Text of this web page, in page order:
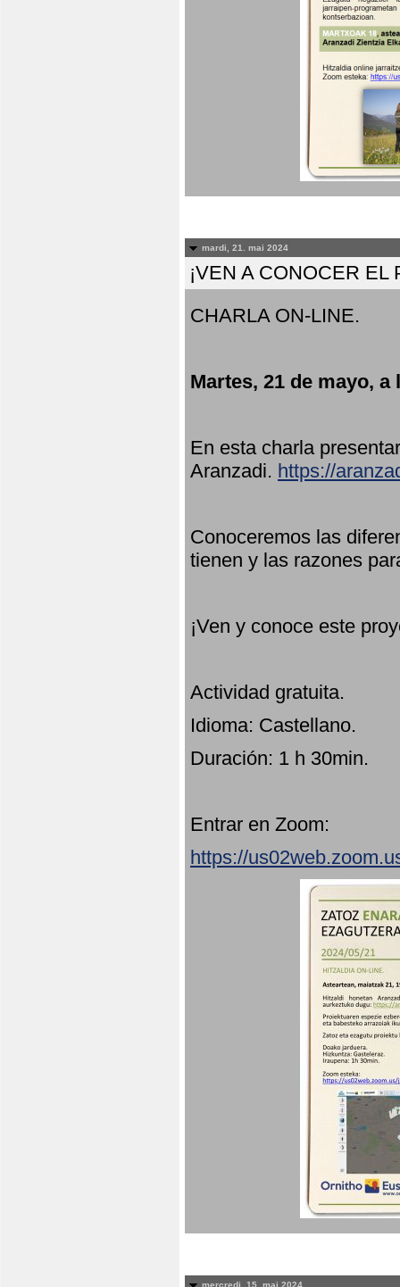
mardi, 21. mai 2024
¡VEN A CONOCER
CHARLA ON-LINE.
Martes, 21 de mayo, a
En esta charla
Aranzadi. https://
Conoceremos las
tienen y las razones
¡Ven y conoce este
Actividad gratuita.
Idioma: Castellano.
Duración: 1 h 30min.
Entrar en Zoom:
https://
mercredi, 15. mai 2024